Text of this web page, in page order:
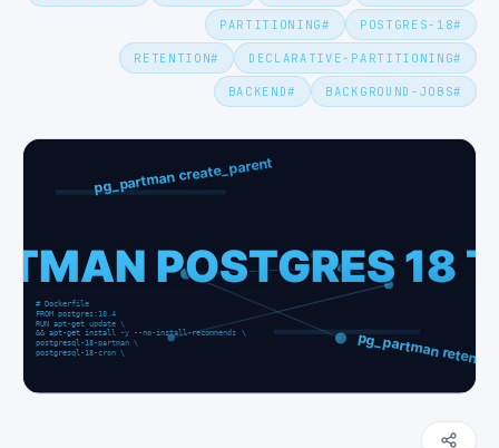
#
POSTGRES-18
#
PARTITIONING
#
DECLARATIVE-PARTITIONING
#
RETENTION
#
BACKGROUND-JOBS
#
BACKEND